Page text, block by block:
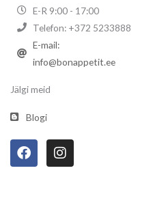
E-R 9:00 - 17:00
Telefon: +372 5233888
E-mail:
info@bonappetit.ee
Jälgi meid
Blogi
F
a
I
n